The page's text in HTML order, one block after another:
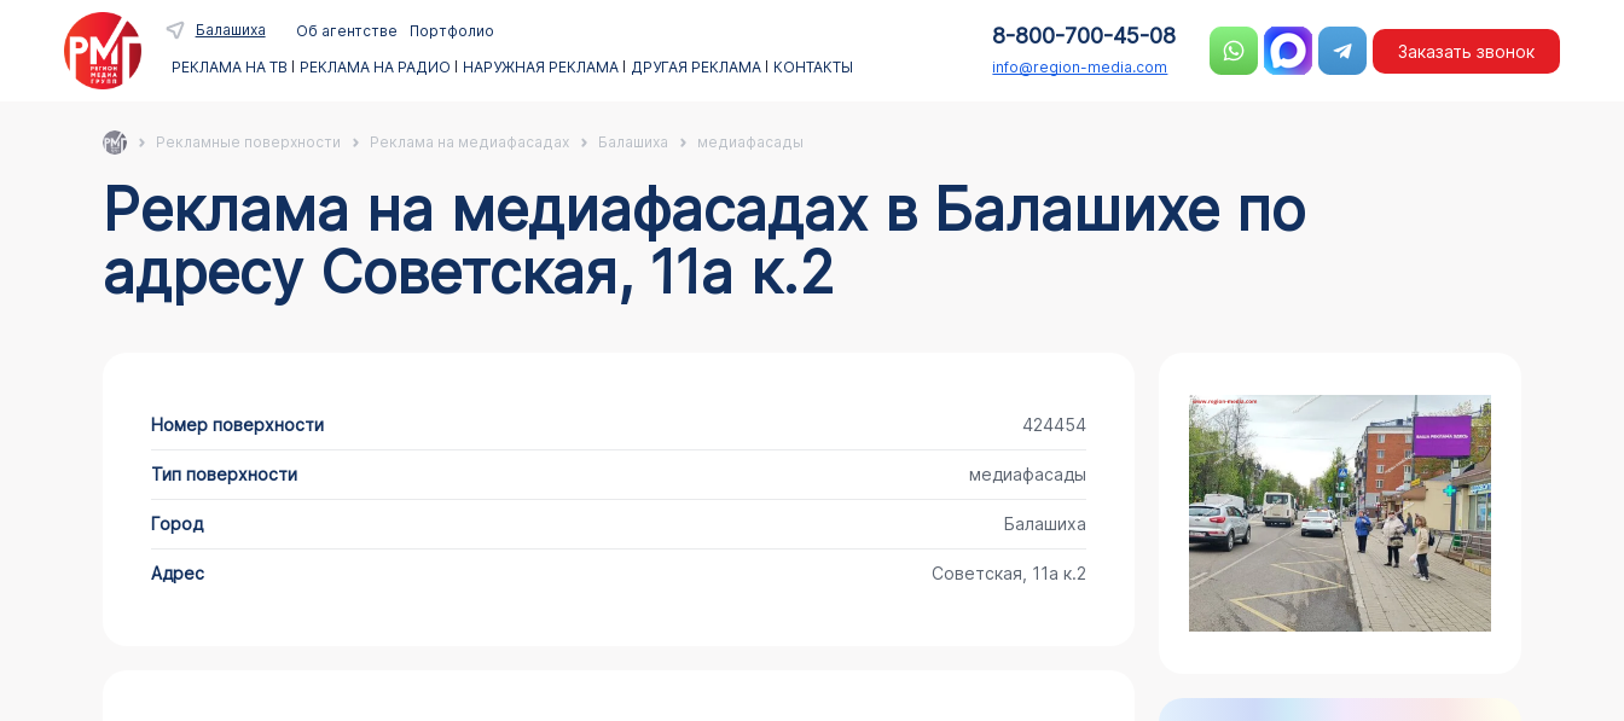
Балашиха Об агентстве
Портфолио
РЕКЛАМА НА ТВ
РЕКЛАМА НА РАДИО НАРУЖНАЯ РЕКЛАМА ДРУГАЯ РЕКЛАМА КОНТАКТЫ
8-800-700-45-08
info@region-media.com
Заказать звонок
Рекламные поверхности Реклама на медиафасадах Балашиха медиафасады
Реклама на медиафасадах в Балашихе по
адресу Советская, 11а к.2
Номер поверхности 424454
Тип поверхности медиафасады
Город Балашиха
Адрес Советская, 11а к.2